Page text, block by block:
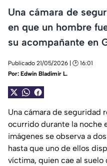
Una cámara de
en que un hombre
su acompañante en
Publicado 21/05/2026 | 🕑 16:01
Por: Edwin Bladimir L.
Una cámara de seguridad
ocurrido durante la noche
imágenes se observa a
hasta que uno de ellos
víctima, quien cae al